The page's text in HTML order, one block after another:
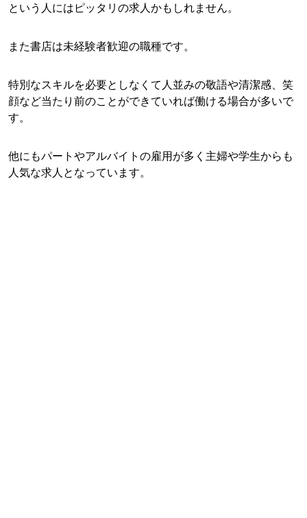
という人にはピッタリの求人かもしれません。
また書店は未経験者歓迎の職種です。
特別なスキルを必要としなくて人並みの敬語や清潔感、笑
顔など当たり前のことができていれば働ける場合が多いで
す。
他にもパートやアルバイトの雇用が多く主婦や学生からも
人気な求人となっています。